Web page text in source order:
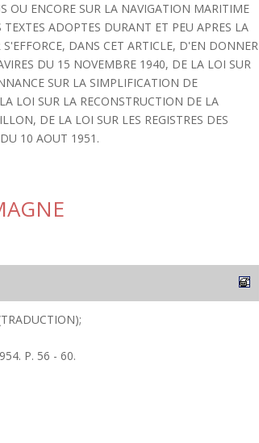
OU ENCORE SUR LA NAVIGATION MARITIME
ADOPTES DURANT ET PEU APRES LA
DANS CET ARTICLE, D'EN DONNER
DU 15 NOVEMBRE 1940, DE LA LOI SUR
SUR LA SIMPLIFICATION DE
LOI SUR LA RECONSTRUCTION DE LA
DE LA LOI SUR LES REGISTRES DES
10 AOUT 1951.
P. 56 - 60.